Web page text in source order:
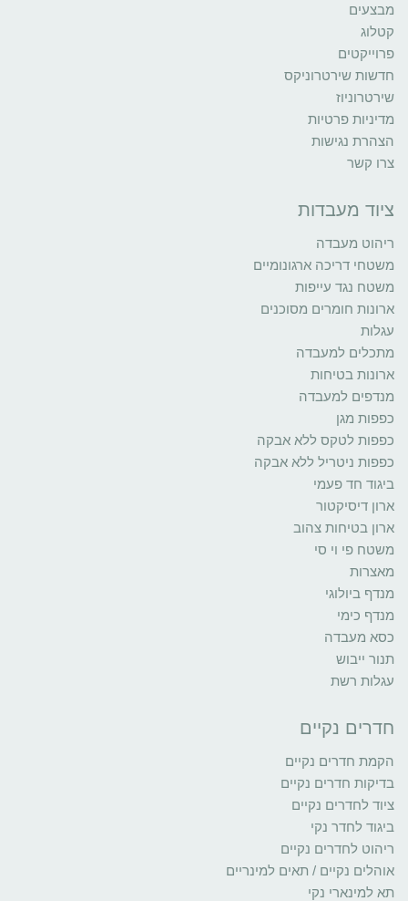
מבצעים
קטלוג
פרוייקטים
חדשות שירטרוניקס
שירטרוניוז
מדיניות פרטיות
הצהרת נגישות
צרו קשר
ציוד מעבדות
ריהוט מעבדה
משטחי דריכה ארגונומיים
משטח נגד עייפות
ארונות חומרים מסוכנים
עגלות
מתכלים למעבדה
ארונות בטיחות
מנדפים למעבדה
כפפות מגן
כפפות לטקס ללא אבקה
כפפות ניטריל ללא אבקה
ביגוד חד פעמי
ארון דיסיקטור
ארון בטיחות צהוב
משטח פי וי סי
מאצרות
מנדף ביולוגי
מנדף כימי
כסא מעבדה
תנור ייבוש
עגלות רשת
חדרים נקיים
הקמת חדרים נקיים
בדיקות חדרים נקיים
ציוד לחדרים נקיים
ביגוד לחדר נקי
ריהוט לחדרים נקיים
אוהלים נקיים / תאים למינריים
תא למינארי נקי